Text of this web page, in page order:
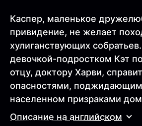
Каспер, маленькое
привидение, не желает
хулиганствующих
девочкой-подростком Кэт
отцу, доктору Харви,
опасностями,
населенном призраками
Описание на английском